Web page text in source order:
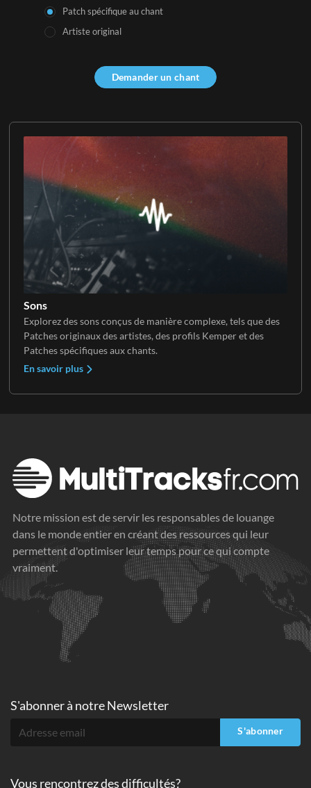
Sons
Explorez des sons conçus de manière complexe, tels que des
Patches originaux des artistes, des profils Kemper et des
Patches spécifiques aux chants.
En savoir plus
Patch spécifique au chant
Artiste original
Demander un chant
Notre mission est de servir les responsables de louange
dans le monde entier en créant des ressources qui leur
permettent d'optimiser leur temps pour ce qui compte
vraiment.
S'abonner à notre Newsletter
S'abonner
Vous rencontrez des difficultés?